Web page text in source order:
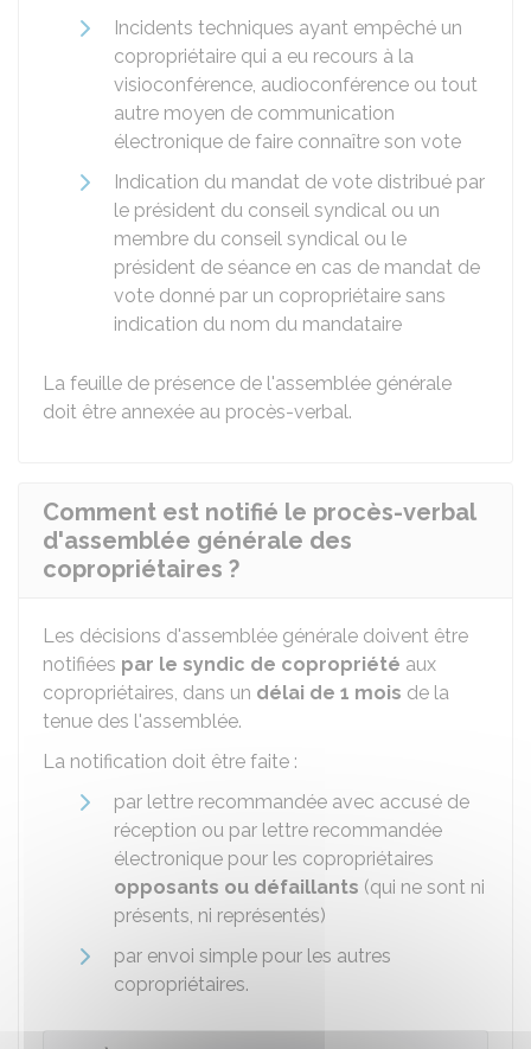
Incidents techniques ayant empêché un
copropriétaire qui a eu recours à la
visioconférence, audioconférence ou tout
autre moyen de communication
électronique de faire connaître son vote
Indication du mandat de vote distribué par
le président du conseil syndical ou un
membre du conseil syndical ou le
président de séance en cas de mandat de
vote donné par un copropriétaire sans
indication du nom du mandataire
La feuille de présence de l'assemblée générale
doit être annexée au procès-verbal.
Comment est notifié le procès-verbal
d'assemblée générale des
copropriétaires ?
Les décisions d'assemblée générale doivent être
notifiées par le syndic de copropriété aux
copropriétaires, dans un délai de 1 mois de la
tenue des l'assemblée.
La notification doit être faite :
par lettre recommandée avec accusé de
réception ou par lettre recommandée
électronique pour les copropriétaires
opposants ou défaillants (qui ne sont ni
présents, ni représentés)
par envoi simple pour les autres
copropriétaires.